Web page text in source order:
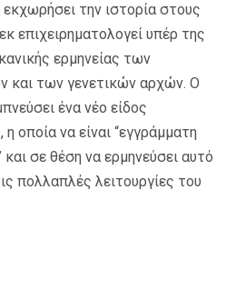
την ιστορία στους
επιχειρηματολογεί υπέρ της
ερμηνείας των
και των γενετικών αρχών. Ο
ένα νέο είδος
η οποία να είναι “εγγράμματη
σε θέση να ερμηνεύσει αυτό
πολλαπλές λειτουργίες του